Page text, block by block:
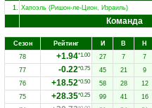
1. Хапоэль (Ришон-ле-Цион, Израиль)
Команда
Сезон Рейтинг И В Н
78
+1.94*1.00 27 7 7
77
-0.22*0.75 45 21 9
76
+18.52*0.50 58 28 12
75
+28.35*0.25 99 41 16